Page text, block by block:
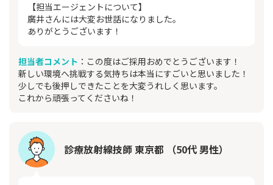
【担当エージェントについて】
廣井さんには大変お世話になりました。
ありがとうございます！
担当者コメント ：この度はご採用おめでとうございます！
新しい環境へ挑戦する気持ちは本当にすごいと思いました！
少しでも後押しできたことを大変うれしく思います。
これから頑張ってくださいね！
診療放射線技師 東京都 （50代 男性）